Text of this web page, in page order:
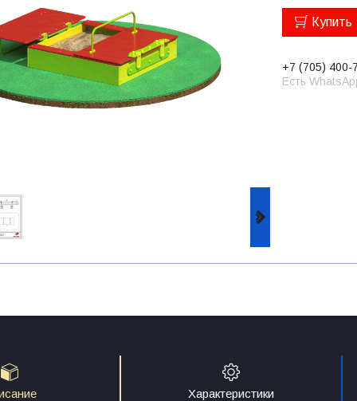
Купить
+7 (705) 400-
Есть
Характеристики